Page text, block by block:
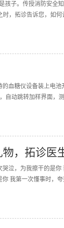
孩子。传授消防安全
时，拓诊告诉您，如
血糖仪设备装上电
自动跳转加样界面，
，拓诊医
泣，为我擦干的是你
我第一次懂事时，